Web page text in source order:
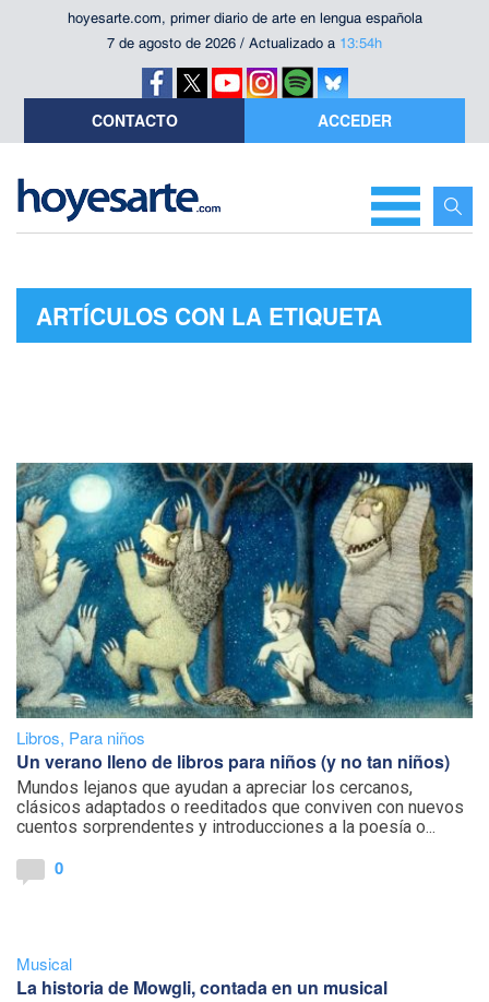
hoyesarte.com, primer diario de arte en lengua española
7 de agosto de 2026 / Actualizado a 13:54h
CONTACTO ACCEDER
ARTÍCULOS CON LA ETIQUETA
Libros, Para niños
Un verano lleno de libros para niños (y no tan niños)
Mundos lejanos que ayudan a apreciar los cercanos,
clásicos adaptados o reeditados que conviven con nuevos
cuentos sorprendentes y introducciones a la poesía o...
0
Musical
La historia de Mowgli, contada en un musical